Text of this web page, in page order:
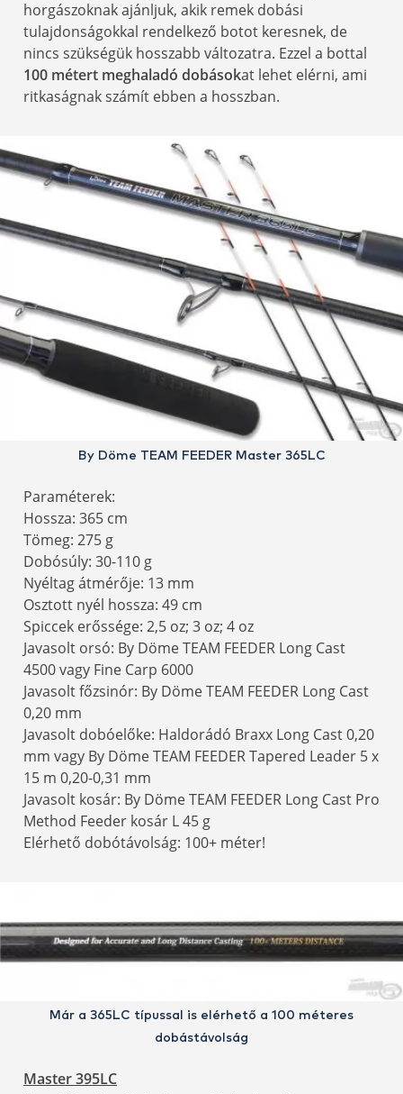
horgászoknak ajánljuk, akik remek dobási
tulajdonságokkal rendelkező botot keresnek, de
nincs szükségük hosszabb változatra. Ezzel a bottal
100 métert meghaladó dobásokat lehet elérni, ami
ritkaságnak számít ebben a hosszban.
By Döme TEAM FEEDER Master 365LC
Paraméterek:
Hossza: 365 cm
Tömeg: 275 g
Dobósúly: 30-110 g
Nyéltag átmérője: 13 mm
Osztott nyél hossza: 49 cm
Spiccek erőssége: 2,5 oz; 3 oz; 4 oz
Javasolt orsó: By Döme TEAM FEEDER Long Cast
4500 vagy Fine Carp 6000
Javasolt főzsinór: By Döme TEAM FEEDER Long Cast
0,20 mm
Javasolt dobóelőke: Haldorádó Braxx Long Cast 0,20
mm vagy By Döme TEAM FEEDER Tapered Leader 5 x
15 m 0,20-0,31 mm
Javasolt kosár: By Döme TEAM FEEDER Long Cast Pro
Method Feeder kosár L 45 g
Elérhető dobótávolság: 100+ méter!
Már a 365LC típussal is elérhető a 100 méteres
dobástávolság
Master 395LC